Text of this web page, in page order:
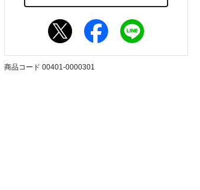
商品コード 00401-0000301